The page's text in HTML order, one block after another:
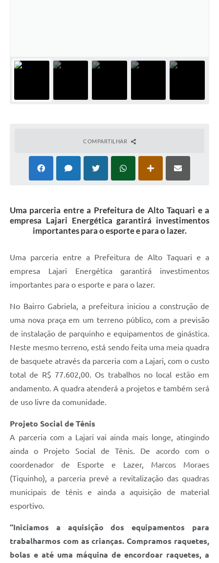
COMPARTILHAR
Uma parceria entre a Prefeitura de Alto Taquari e a
empresa Lajari Energética garantirá investimentos
importantes para o esporte e para o lazer.
Uma parceria entre a Prefeitura de Alto Taquari e a
empresa Lajari Energética garantirá investimentos
importantes para o esporte e para o lazer.
No Bairro Gabriela, a prefeitura iniciou a construção de
uma nova praça em um terreno público, com a previsão
de instalação de parquinho e equipamentos de ginástica.
Neste mesmo terreno, está sendo feita uma meia quadra
de basquete através da parceria com a Lajari, com o custo
total de R$ 77.602,00. Os trabalhos no local estão em
andamento. A quadra atenderá a projetos e também será
de uso livre da comunidade.
Projeto Social de Tênis
A parceria com a Lajari vai ainda mais longe, atingindo
ainda o Projeto Social de Tênis. De acordo com o
coordenador de Esporte e Lazer, Marcos Moraes
(Tiquinho), a parceria prevê a revitalização das quadras
municipais de tênis e ainda a aquisição de material
esportivo.
“Iniciamos a aquisição dos equipamentos para
trabalharmos com as crianças. Compramos raquetes,
bolas e até uma máquina de encordoar raquetes, a